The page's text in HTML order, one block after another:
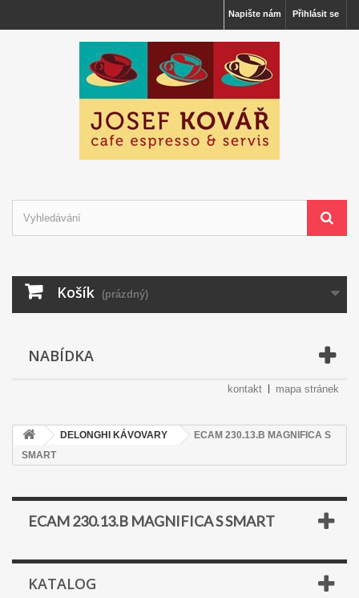
Přihlásit se
Napište nám
Košík (prázdný)
NABÍDKA
kontakt mapa stránek
DELONGHI KÁVOVARY
ECAM 230.13.B MAGNIFICA S
SMART
ECAM 230.13.B MAGNIFICA S SMART
KATALOG